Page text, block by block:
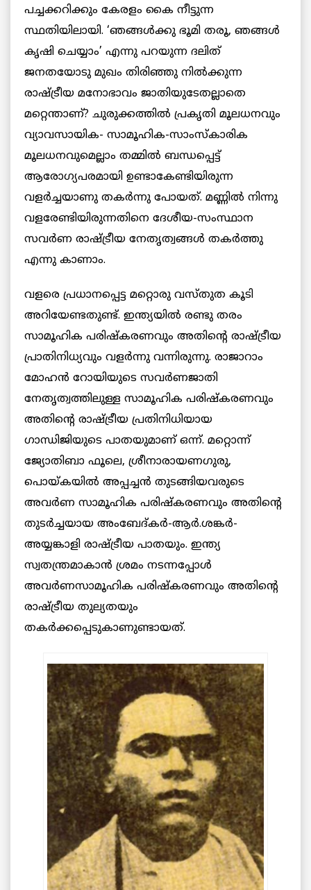
പച്ചക്കറിക്കും കേരളം കൈ നീട്ടുന്ന
സ്ഥതിയിലായി. ‘ഞങ്ങള്‍ക്കു ഭൂമി തരൂ, ഞങ്ങള്‍
കൃഷി ചെയ്യാം’ എന്നു പറയുന്ന ദലിത്
ജനതയോടു മുഖം തിരിഞ്ഞു നില്‍ക്കുന്ന
രാഷ്ട്രീയ മനോഭാവം ജാതിയുടേതല്ലാതെ
മറ്റെന്താണ്? ചുരുക്കത്തില്‍ പ്രകൃതി മൂലധനവും
വ്യാവസായിക- സാമൂഹിക-സാംസ്കാരിക
മൂലധനവുമെല്ലാം തമ്മില്‍ ബന്ധപ്പെട്ട്
ആരോഗ്യപരമായി ഉണ്ടാകേണ്ടിയിരുന്ന
വളര്‍ച്ചയാണു തകര്‍ന്നു പോയത്. മണ്ണില്‍ നിന്നു
വളരേണ്ടിയിരുന്നതിനെ ദേശീയ-സംസ്ഥാന
സവര്‍ണ രാഷ്ട്രീയ നേതൃത്വങ്ങള്‍ തകര്‍ത്തു
എന്നു കാണാം.
വളരെ പ്രധാനപ്പെട്ട മറ്റൊരു വസ്തുത കൂടി
അറിയേണ്ടതുണ്ട്. ഇന്ത്യയില്‍ രണ്ടു തരം
സാമൂഹിക പരിഷ്കരണവും അതിന്‍റെ രാഷ്ട്രീയ
പ്രാതിനിധ്യവും വളര്‍ന്നു വന്നിരുന്നു. രാജാറാം
മോഹന്‍ റോയിയുടെ സവര്‍ണജാതി
നേതൃത്വത്തിലുള്ള സാമൂഹിക പരിഷ്കരണവും
അതിന്‍റെ രാഷ്ട്രീയ പ്രതിനിധിയായ
ഗാന്ധിജിയുടെ പാതയുമാണ് ഒന്ന്. മറ്റൊന്ന്
ജ്യോതിബാ ഫൂലെ, ശ്രീനാരായണഗുരു,
പൊയ്കയില്‍ അപ്പച്ചന്‍ തുടങ്ങിയവരുടെ
അവര്‍ണ സാമൂഹിക പരിഷ്കരണവും അതിന്‍റെ
തുടര്‍ച്ചയായ അംബേദ്കര്‍-ആര്‍.ശങ്കര്‍-
അയ്യങ്കാളി രാഷ്ട്രീയ പാതയും. ഇന്ത്യ
സ്വതന്ത്രമാകാന്‍ ശ്രമം നടന്നപ്പോള്‍
അവര്‍ണസാമൂഹിക പരിഷ്കരണവും അതിന്‍റെ
രാഷ്ട്രീയ തുല്യതയും
തകര്‍ക്കപ്പെടുകാണുണ്ടായത്.